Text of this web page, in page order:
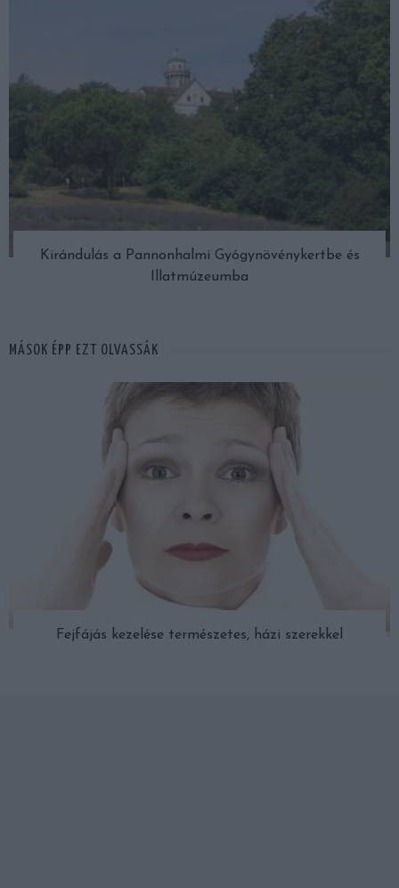
Kirándulás a Pannonhalmi Gyógynövénykertbe és
Illatmúzeumba
MÁSOK ÉPP EZT OLVASSÁK
Fejfájás kezelése természetes, házi szerekkel